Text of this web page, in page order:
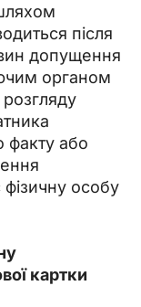
після
допущення
органом
факту або
особу
картки